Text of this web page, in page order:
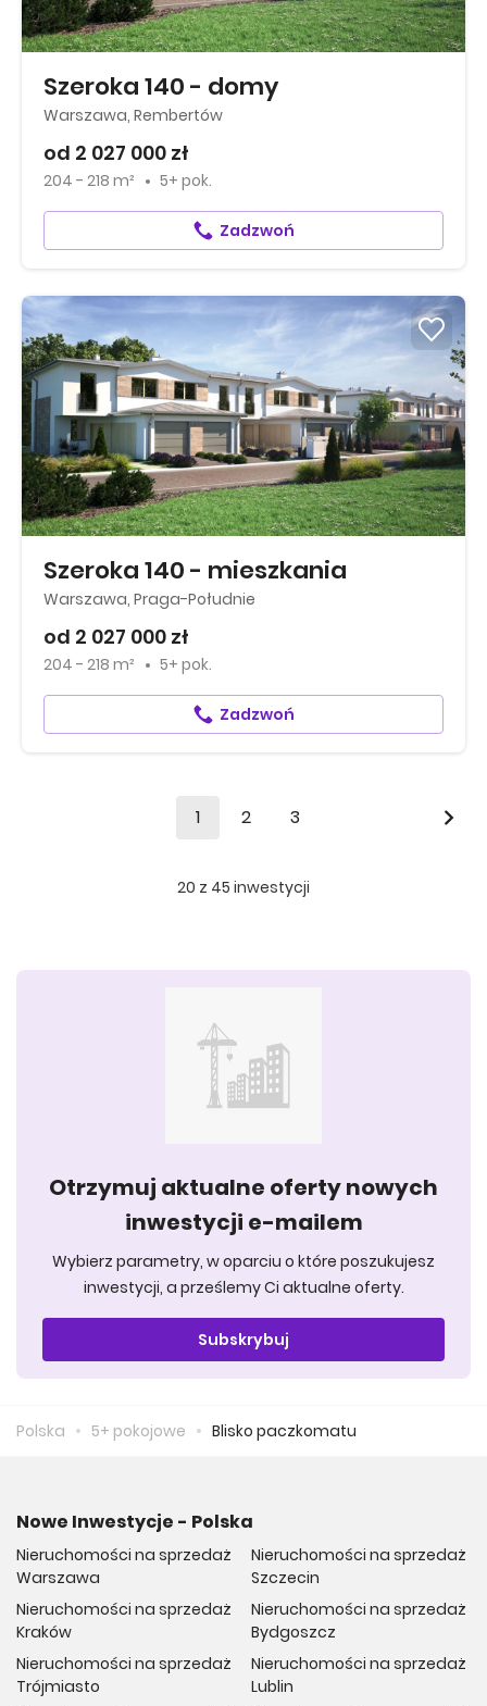
Szeroka 140 - domy
Warszawa, Rembertów
od 2 027 000 zł
204 - 218 m² 5+ pok.
Zadzwoń
Szeroka 140 - mieszkania
Warszawa, Praga-Południe
od 2 027 000 zł
204 - 218 m² 5+ pok.
Zadzwoń
1 2 3
20 z 45 inwestycji
Otrzymuj aktualne oferty nowych
inwestycji e-mailem
Wybierz parametry, w oparciu o które poszukujesz
inwestycji, a prześlemy Ci aktualne oferty.
Subskrybuj
Polska 5+ pokojowe Blisko paczkomatu
Nowe Inwestycje - Polska
Nieruchomości na sprzedaż
Warszawa
Nieruchomości na sprzedaż
Kraków
Nieruchomości na sprzedaż
Trójmiasto
Nieruchomości na sprzedaż
Szczecin
Nieruchomości na sprzedaż
Bydgoszcz
Nieruchomości na sprzedaż
Lublin